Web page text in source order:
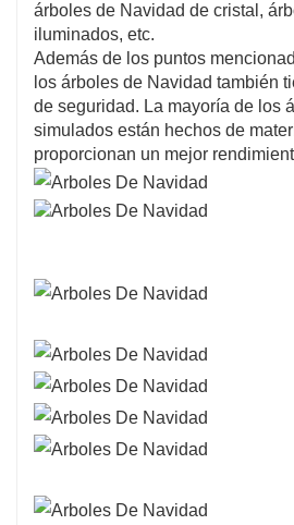
árboles de Navidad de cristal,
iluminados, etc.
Además de los puntos
los árboles de Navidad también
de seguridad. La mayoría de los
simulados están hechos de
proporcionan un mejor